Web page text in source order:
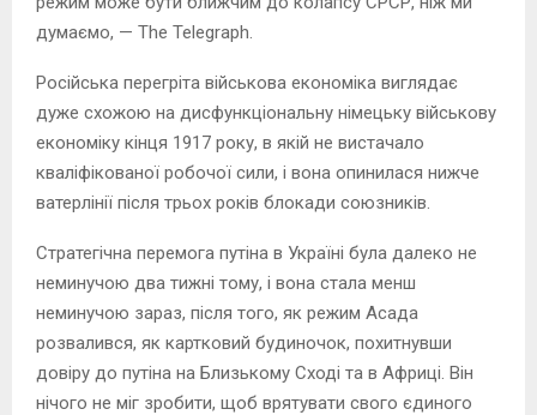
думаємо, — The Telegraph.
Російська перегріта військова економіка виглядає
дуже схожою на дисфункціональну німецьку військову
економіку кінця 1917 року, в якій не вистачало
кваліфікованої робочої сили, і вона опинилася нижче
ватерлінії після трьох років блокади союзників.
Стратегічна перемога путіна в Україні була далеко не
неминучою два тижні тому, і вона стала менш
неминучою зараз, після того, як режим Асада
розвалився, як картковий будиночок, похитнувши
довіру до путіна на Близькому Сході та в Африці. Він
нічого не міг зробити, щоб врятувати свого єдиного